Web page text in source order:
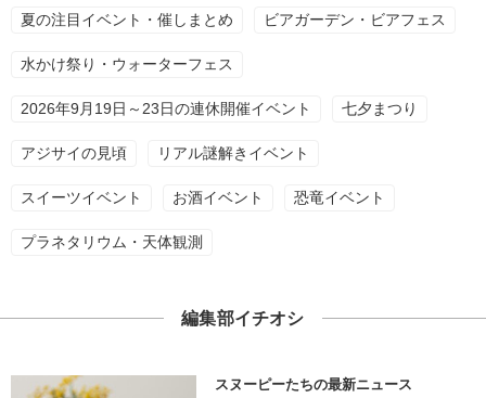
夏の注目イベント・催しまとめ ビアガーデン・ビアフェス
水かけ祭り・ウォーターフェス
2026年9月19日～23日の連休開催イベント 七夕まつり
アジサイの見頃 リアル謎解きイベント
スイーツイベント お酒イベント 恐竜イベント
プラネタリウム・天体観測
編集部イチオシ
スヌーピーたちの最新ニュース